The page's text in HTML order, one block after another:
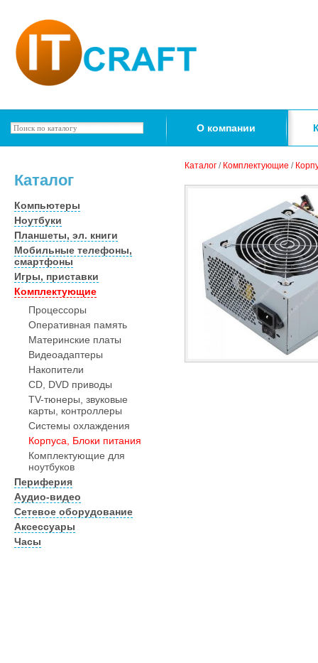
О компании
Каталог
Компьютеры
Ноутбуки
Планшеты, эл. книги
Мобильные телефоны,
смартфоны
Игры, приставки
Комплектующие
Процессоры
Оперативная память
Материнские платы
Видеоадаптеры
Накопители
CD, DVD приводы
TV-тюнеры, звуковые
карты, контроллеры
Системы охлаждения
Корпуса, Блоки питания
Комплектующие для
ноутбуков
Периферия
Аудио-видео
Сетевое оборудование
Аксессуары
Часы
Каталог / Комплектующие /